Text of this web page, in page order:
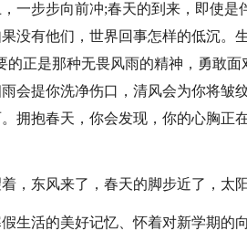
一步步向前冲;春天的到来，即使是
没有他们，世界回事怎样的低沉。
的正是那种无畏风雨的精神，勇敢
会提你洗净伤口，清风会为你将皱
拥抱春天，你会发现，你的心胸正
，东风来了，春天的脚步近了，太
生活的美好记忆、怀着对新学期的